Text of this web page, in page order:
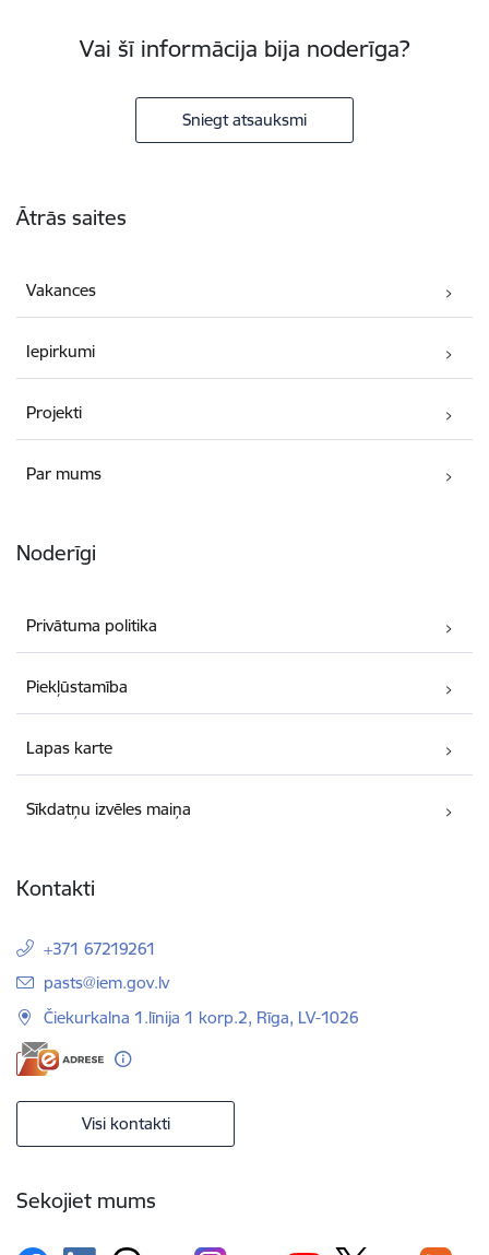
Vai šī informācija bija noderīga?
Sniegt atsauksmi
Ātrās saites
Vakances
Iepirkumi
Projekti
Par mums
Noderīgi
Privātuma politika
Piekļūstamība
Lapas karte
Sīkdatņu izvēles maiņa
Kontakti
+371 67219261
E-pasts:
pasts@iem.gov.lv
Čiekurkalna 1.līnija 1 korp.2, Rīga, LV-1026
Visi kontakti
Sekojiet mums